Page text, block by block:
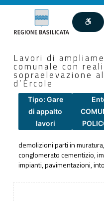
Lavori di
comunale con
sopraelevazione
d’Ercole
Tipo: Gare
di appalto
lavori
demolizioni parti in
conglomerato cementizio,
impianti, pavimentazioni,